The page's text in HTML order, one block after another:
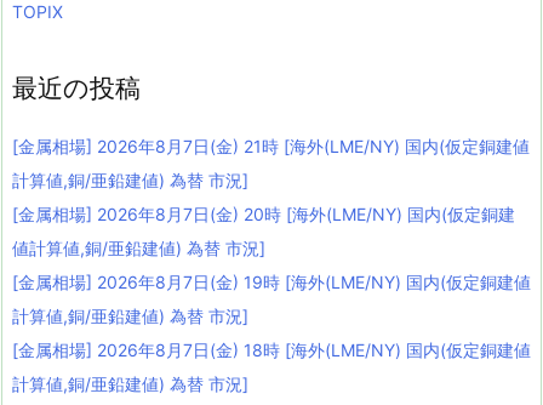
TOPIX
最近の投稿
[金属相場] 2026年8月7日(金) 21時 [海外(LME/NY) 国内(仮定銅建値
計算値,銅/亜鉛建値) 為替 市況]
[金属相場] 2026年8月7日(金) 20時 [海外(LME/NY) 国内(仮定銅建
値計算値,銅/亜鉛建値) 為替 市況]
[金属相場] 2026年8月7日(金) 19時 [海外(LME/NY) 国内(仮定銅建値
計算値,銅/亜鉛建値) 為替 市況]
[金属相場] 2026年8月7日(金) 18時 [海外(LME/NY) 国内(仮定銅建値
計算値,銅/亜鉛建値) 為替 市況]